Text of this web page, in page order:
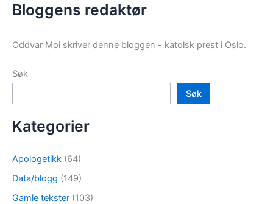
Bloggens redaktør
Oddvar Moi skriver denne bloggen - katolsk prest i Oslo.
Søk
Søk
Kategorier
Apologetikk (64)
Data/blogg (149)
Gamle tekster (103)